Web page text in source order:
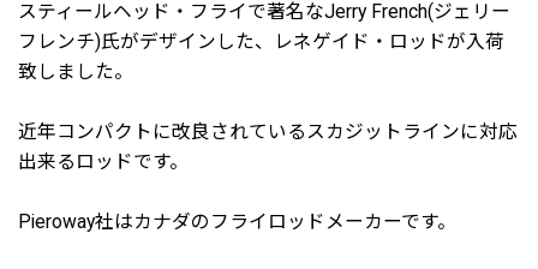
スティールヘッド・フライで著名なJerry French(ジェリー
フレンチ)氏がデザインした、レネゲイド・ロッドが入荷
致しました。
近年コンパクトに改良されているスカジットラインに対応
出来るロッドです。
Pieroway社はカナダのフライロッドメーカーです。